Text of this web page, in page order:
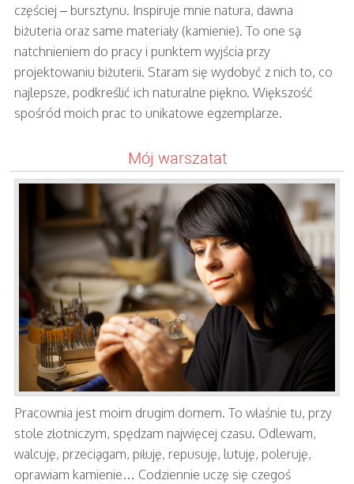
częściej – bursztynu. Inspiruje mnie natura, dawna
biżuteria oraz same materiały (kamienie). To one są
natchnieniem do pracy i punktem wyjścia przy
projektowaniu biżuterii. Staram się wydobyć z nich to, co
najlepsze, podkreślić ich naturalne piękno. Większość
spośród moich prac to unikatowe egzemplarze.
Mój warszatat
Pracownia jest moim drugim domem. To właśnie tu, przy
stole złotniczym, spędzam najwięcej czasu. Odlewam,
walcuję, przeciągam, piłuję, repusuję, lutuję, poleruję,
oprawiam kamienie… Codziennie uczę się czegoś